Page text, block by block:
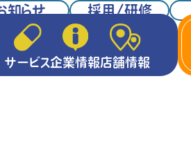
サービス企業情報店舗情報
知らせ 採用/研修